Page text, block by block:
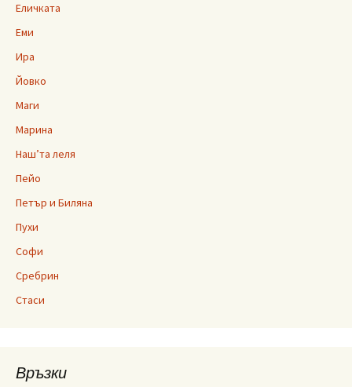
Еличката
Еми
Ира
Йовко
Маги
Марина
Наш’та леля
Пейо
Петър и Биляна
Пухи
Софи
Сребрин
Стаси
Връзки